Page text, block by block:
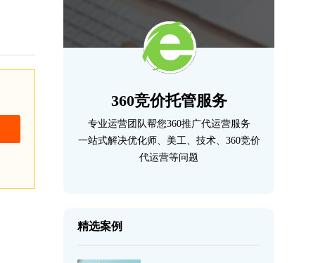
360竞价托管服务
专业运营团队帮您360推广代运营服务
一站式解决优化师、美工、技术、360竞价
代运营等问题
精选案例